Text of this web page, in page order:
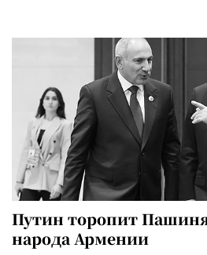
Путин торопит
народа Армении